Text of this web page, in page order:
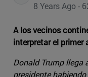
8 Years Ago -
A los vecinos
interpretar el primer
Donald Trump llega
presidente